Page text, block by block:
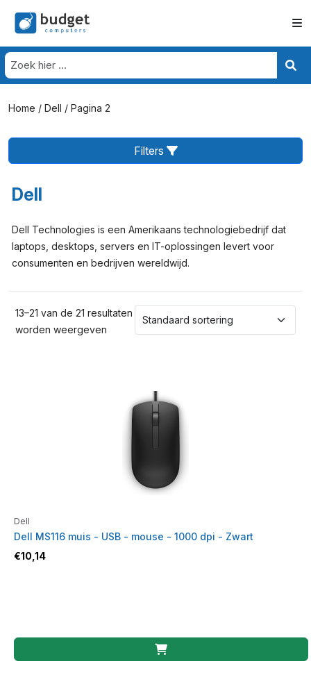
Home / Dell / Pagina 2
Filters
Dell
Dell Technologies is een Amerikaans technologiebedrijf dat
laptops, desktops, servers en IT-oplossingen levert voor
consumenten en bedrijven wereldwijd.
13–21 van de 21 resultaten
worden weergeven
Dell
Dell MS116 muis - USB - mouse - 1000 dpi - Zwart
€10,14